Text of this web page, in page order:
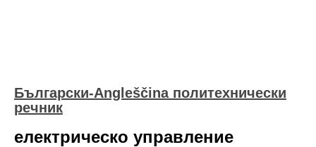
Български-Angleščina политехнически
речник
електрическо управление